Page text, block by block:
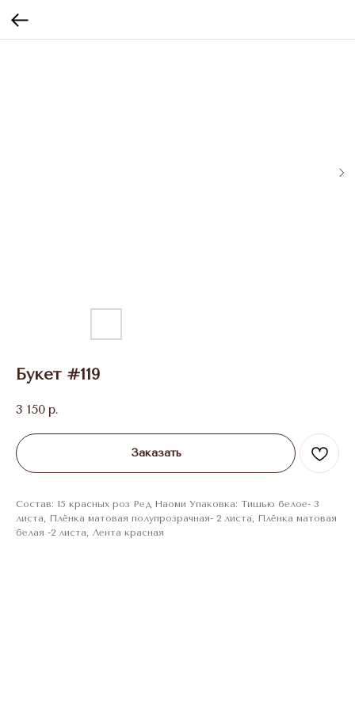
Букет #119
3 150 р.
Заказать
Состав: 15 красных роз Ред Наоми Упаковка: Тишью белое- 3
листа, Плёнка матовая полупрозрачная- 2 листа, Плёнка матовая
белая -2 листа, Лента красная